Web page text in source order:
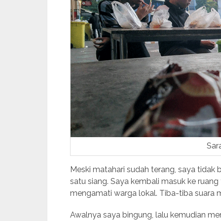
Meski matahari sudah terang, saya tidak
satu siang. Saya kembali masuk ke
mengamati warga lokal. Tiba-tiba suara
Awalnya saya bingung, lalu kemudian